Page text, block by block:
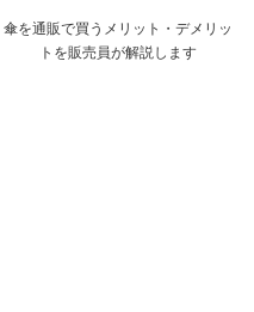
傘を通販で買うメリット・デメリッ
トを販売員が解説します